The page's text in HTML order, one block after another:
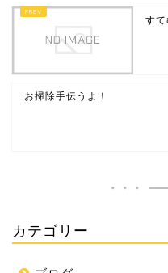
す
お掃除手伝うよ！
カテゴリー